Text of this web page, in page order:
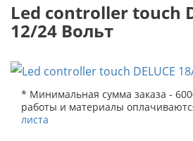
Led controller touch
12/24 Вольт
* Минимальная сумма заказа -
работы и материалы
листа